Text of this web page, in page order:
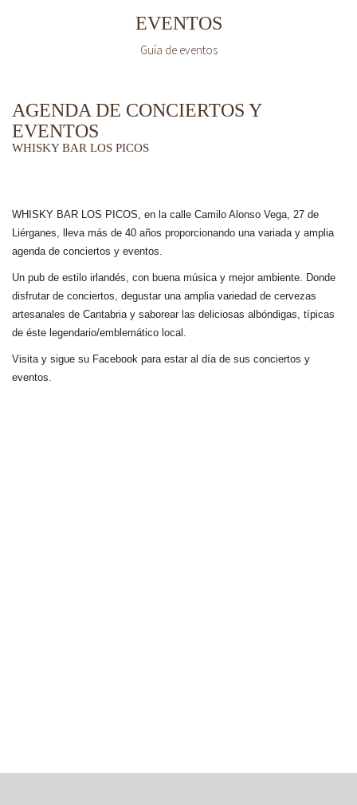
EVENTOS
Guía de eventos
AGENDA DE CONCIERTOS Y
EVENTOS
WHISKY BAR LOS PICOS
WHISKY BAR LOS PICOS, en la calle Camilo Alonso Vega, 27 de
Liérganes, lleva más de 40 años proporcionando una variada y amplia
agenda de conciertos y eventos.
Un pub de estilo irlandés, con buena música y mejor ambiente. Donde
disfrutar de conciertos, degustar una amplia variedad de cervezas
artesanales de Cantabria y saborear las deliciosas albóndigas, típicas
de éste legendario/emblemático local.
Visita y sigue su Facebook para estar al día de sus conciertos y
eventos.